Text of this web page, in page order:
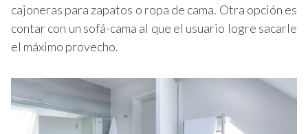
cajoneras para zapatos o ropa de cama. Otra opción es
contar con un sofá-cama al que el usuario logre sacarle
el máximo provecho.